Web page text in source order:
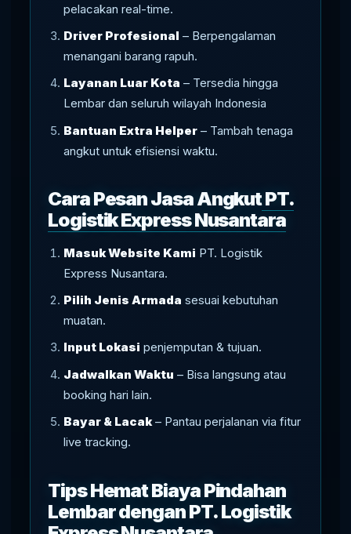
pelacakan real-time.
Driver Profesional – Berpengalaman
menangani barang rapuh.
Layanan Luar Kota – Tersedia hingga
Lembar dan seluruh wilayah Indonesia
Bantuan Extra Helper – Tambah tenaga
angkut untuk efisiensi waktu.
Cara Pesan Jasa AngkutPT.
Logistik Express Nusantara
Masuk Website Kami PT. Logistik
Express Nusantara.
Pilih Jenis Armada sesuai kebutuhan
muatan.
Input Lokasi penjemputan & tujuan.
Jadwalkan Waktu – Bisa langsung atau
booking hari lain.
Bayar & Lacak– Pantau perjalanan via fitur
live tracking.
Tips Hemat Biaya Pindahan
Lembar dengan PT. Logistik